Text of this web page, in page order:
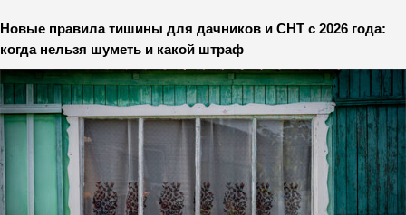
Новые правила тишины для дачников и СНТ с 2026 года:
когда нельзя шуметь и какой штраф